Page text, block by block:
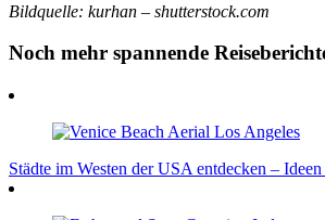
Bildquelle: kurhan – shutterstock.com
Noch mehr spannende
Städte im Westen der USA entdecken –